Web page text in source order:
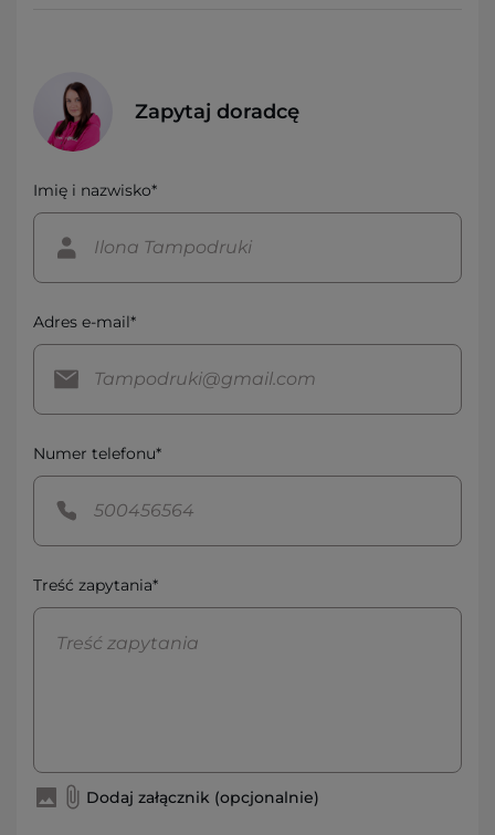
Zapytaj doradcę
Imię i nazwisko*
Adres e-mail*
Numer telefonu*
Treść zapytania*
Dodaj załącznik (opcjonalnie)